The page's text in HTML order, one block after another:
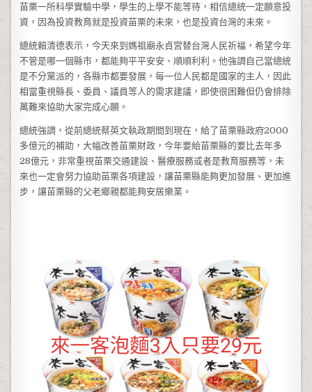
苗栗一所科學實驗中學，學生的上學不能等待，相信總統一定願意投
資，因為投資教育就是投資苗栗的未來，也是投資台灣的未來。
總統賴清德表示，今天來到媽祖廟永貞宮替台灣人民祈福，希望今年
不管是哪一個縣市，都能夠平平安安、順順利利。他強調自己當總統
是不分黨派的，各縣市都要發展，每一位人民都是國家的主人，因此
相當重視縣長、委員、議員等人的需求建議，即使很困難但仍會排除
萬難來協助大家完成心願。
總統強調，從前總統蔡英文執政期間到現在，給了苗栗縣政府2000
多億元的補助，大幅改善苗栗財政，今年要給苗栗縣的要比去年多
28億元，非常重視苗栗交通建設、醫療服務或者是教育服務等，未
來也一定會努力協助苗栗各項建設，讓苗栗縣能夠更加發展、更加進
步，讓苗栗縣的父老鄉親都能夠安居樂業。